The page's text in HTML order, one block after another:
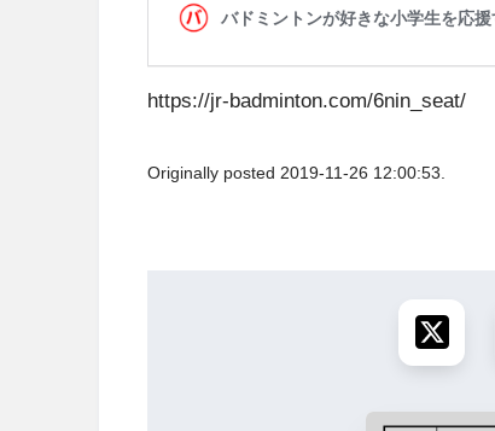
https://jr-badminton.com/6nin_seat/
Originally posted 2019-11-26 12:00:53.